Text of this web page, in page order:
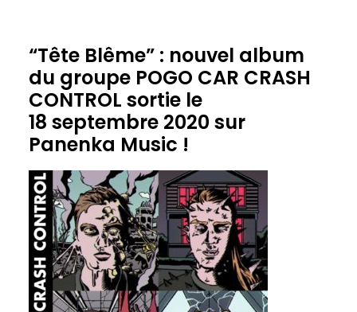
“Tête Blême” : nouvel album
du groupe POGO CAR CRASH
CONTROL sortie le
18 septembre 2020 sur
Panenka Music !